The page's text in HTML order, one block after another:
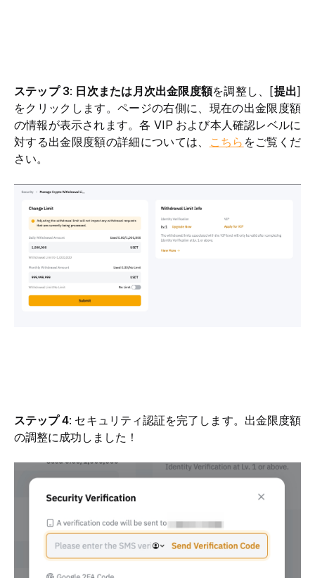
ステップ 3: 日次または月次出金限度額を調整し、[提出]
をクリックします。ページの右側に、現在の出金限度額
の情報が表示されます。各 VIP および本人確認レベルに
対する出金限度額の詳細については、
こちら をご覧くだ
さい。
ステップ 4: セキュリティ認証を完了します。出金限度額
の調整に成功しました！